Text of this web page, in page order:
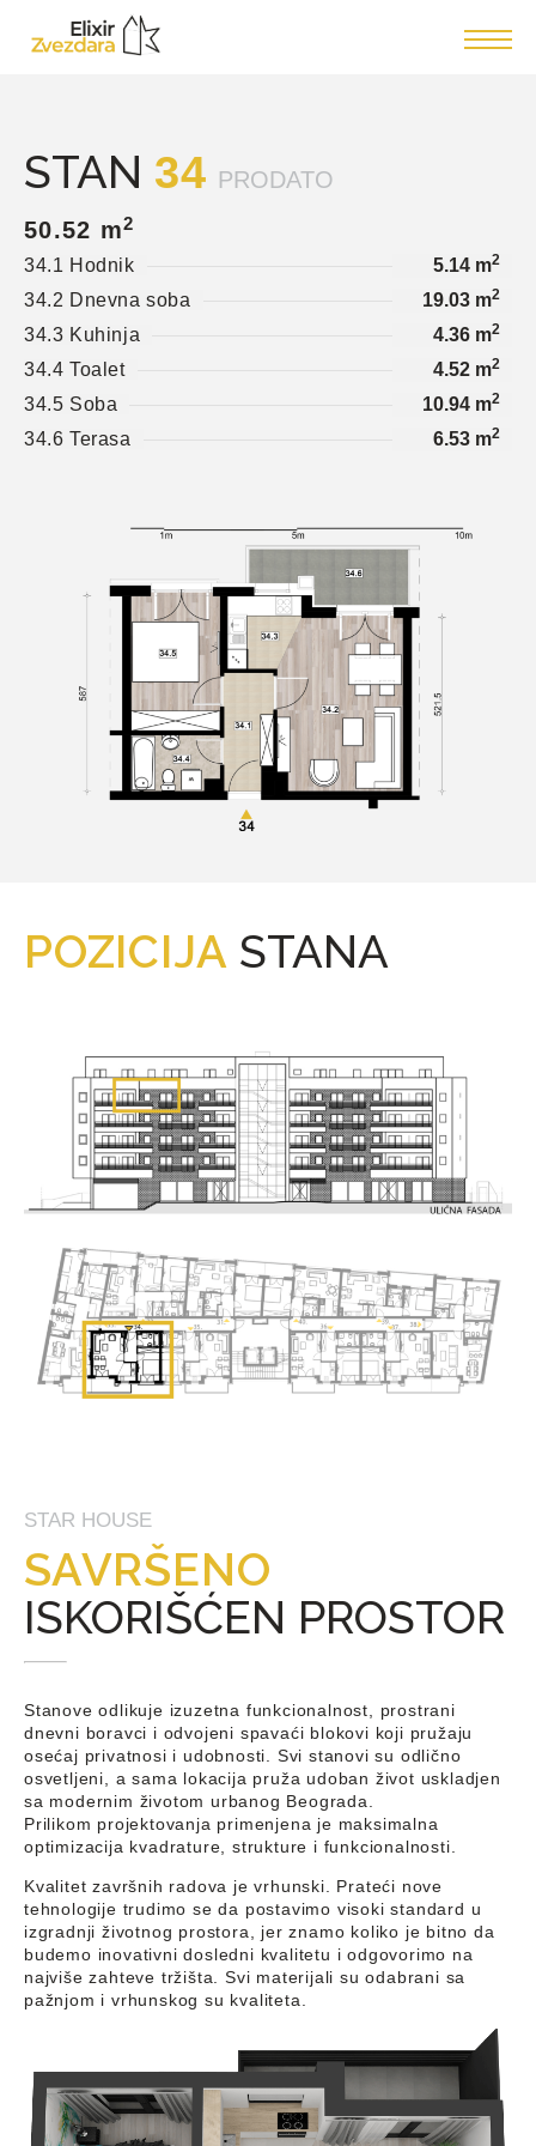
STAN 34 PRODATO
50.52 m2
34.1 Hodnik 5.14 m2
34.2 Dnevna soba 19.03 m2
34.3 Kuhinja 4.36 m2
34.4 Toalet 4.52 m2
34.5 Soba 10.94 m2
34.6 Terasa 6.53 m2
POZICIJA STANA
STAR HOUSE
SAVRŠENO
ISKORIŠĆEN PROSTOR
Stanove odlikuje izuzetna funkcionalnost, prostrani
dnevni boravci i odvojeni spavaći blokovi koji pružaju
osećaj privatnosi i udobnosti. Svi stanovi su odlično
osvetljeni, a sama lokacija pruža udoban život uskladjen
sa modernim životom urbanog Beograda.
Prilikom projektovanja primenjena je maksimalna
optimizacija kvadrature, strukture i funkcionalnosti.
Kvalitet završnih radova je vrhunski. Prateći nove
tehnologije trudimo se da postavimo visoki standard u
izgradnji životnog prostora, jer znamo koliko je bitno da
budemo inovativni dosledni kvalitetu i odgovorimo na
najviše zahteve tržišta. Svi materijali su odabrani sa
pažnjom i vrhunskog su kvaliteta.